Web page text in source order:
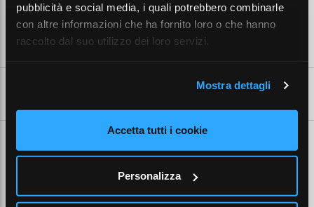
pubblicità e social media, i quali potrebbero combinarle
con altre informazioni che ha fornito loro o che hanno
raccolto dal suo utilizzo dei loro servizi.
Mostra dettagli
Accetta tutti i cookie
Personalizza
CARATTERISTICHE TECNICHE